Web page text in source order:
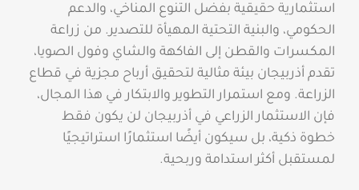
استثمارية حقيقية بفضل التنوع المناخي، والدعم
الحكومي، والبنية التحتية المهيأة للتصدير. من زراعة
المكسرات والقطن إلى الفاكهة والشاي وفول الصويا،
تقدم أذربيجان بيئة مثالية لتحقيق أرباح مجزية في قطاع
الزراعة. ومع استمرار التطوير والابتكار في هذا المجال،
فإن الاستثمار الزراعي في أذربيجان لن يكون فقط
خطوة ذكية، بل سيكون أيضًا استثمارًا استراتيجيًا
لمستقبل أكثر استدامة وربحية.